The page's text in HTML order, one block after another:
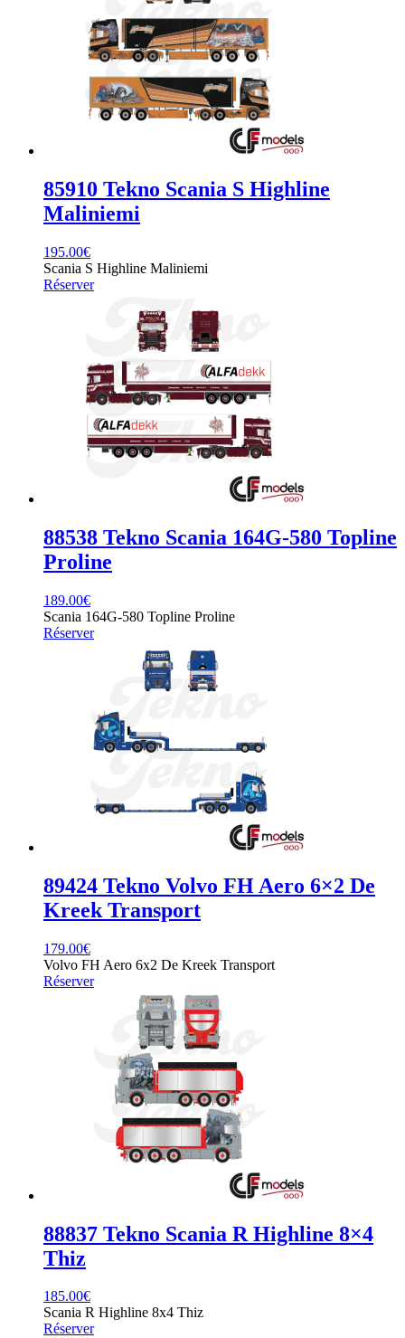
85910 Tekno Scania S Highline
Maliniemi
195.00€
Scania S Highline Maliniemi
Réserver
88538 Tekno Scania 164G-580 Topline
Proline
189.00€
Scania 164G-580 Topline Proline
Réserver
89424 Tekno Volvo FH Aero 6×2 De
Kreek Transport
179.00€
Volvo FH Aero 6x2 De Kreek Transport
Réserver
88837 Tekno Scania R Highline 8×4
Thiz
185.00€
Scania R Highline 8x4 Thiz
Réserver